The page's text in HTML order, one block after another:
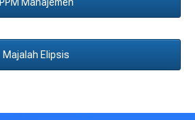
Majalah Elipsis